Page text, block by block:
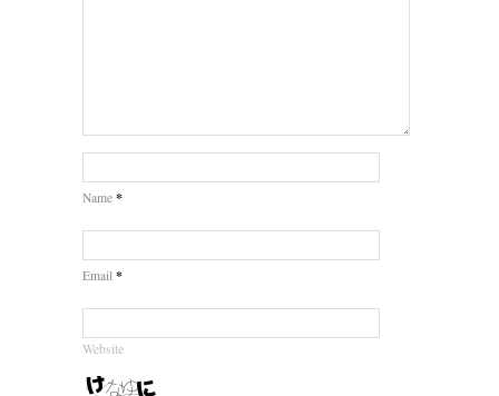
Name *
Email *
Website